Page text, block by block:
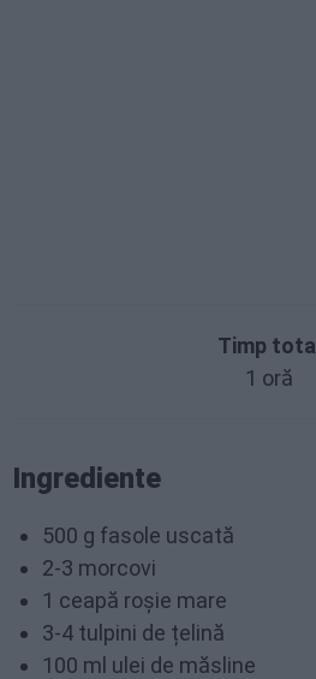
Timp total
1 oră
Ingrediente
500 g fasole uscată
2-3 morcovi
1 ceapă roșie mare
3-4 tulpini de țelină
100 ml ulei de măsline